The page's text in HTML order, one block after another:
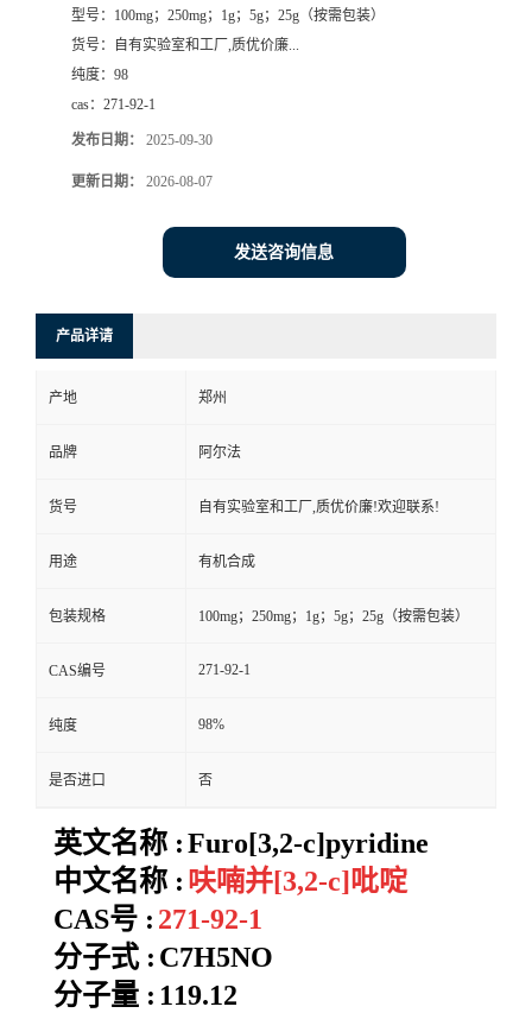
言
型号： 100mg；250mg；1g；5g；25g（按需包装）
货号：
自有实验室和工厂,质优价廉...
纯度： 98
cas： 271-92-1
发布日期： 2025-09-30
更新日期： 2026-08-07
发送咨询信息
产品详请
产地 郑州
品牌 阿尔法
货号 自有实验室和工厂,质优价廉!欢迎联系!
用途 有机合成
包装规格 100mg；250mg；1g；5g；25g（按需包装）
CAS编号 271-92-1
纯度 98%
是否进口 否
英文名称 :Furo[3,2-c]pyridine
中文名称 : 呋喃并[3,2-c]吡啶
CAS号 : 271-92-1
分子式 : C7H5NO
分子量 : 119.12